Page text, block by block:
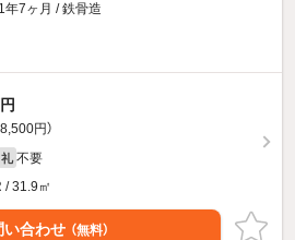
年7ヶ月 / 鉄骨造
円）
礼 不要
/ 31.9㎡
い合わせ （無料）